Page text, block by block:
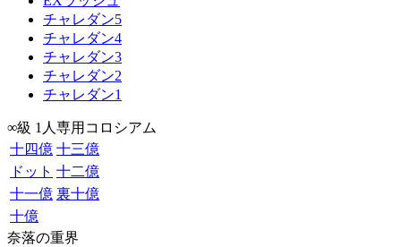
チャレダン5
チャレダン4
チャレダン3
チャレダン2
チャレダン1
∞級 1人専用コロシアム
十四億 十三億
ドット 十二億
十一億 裏十億
十億
奈落の重界